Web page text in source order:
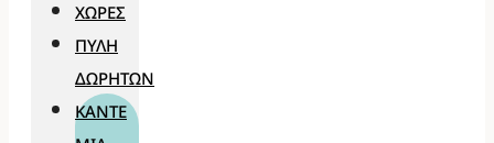
ΧΏΡΕΣ
ΠΎΛΗ
ΔΩΡΗΤΏΝ
ΚΆΝΤΕ